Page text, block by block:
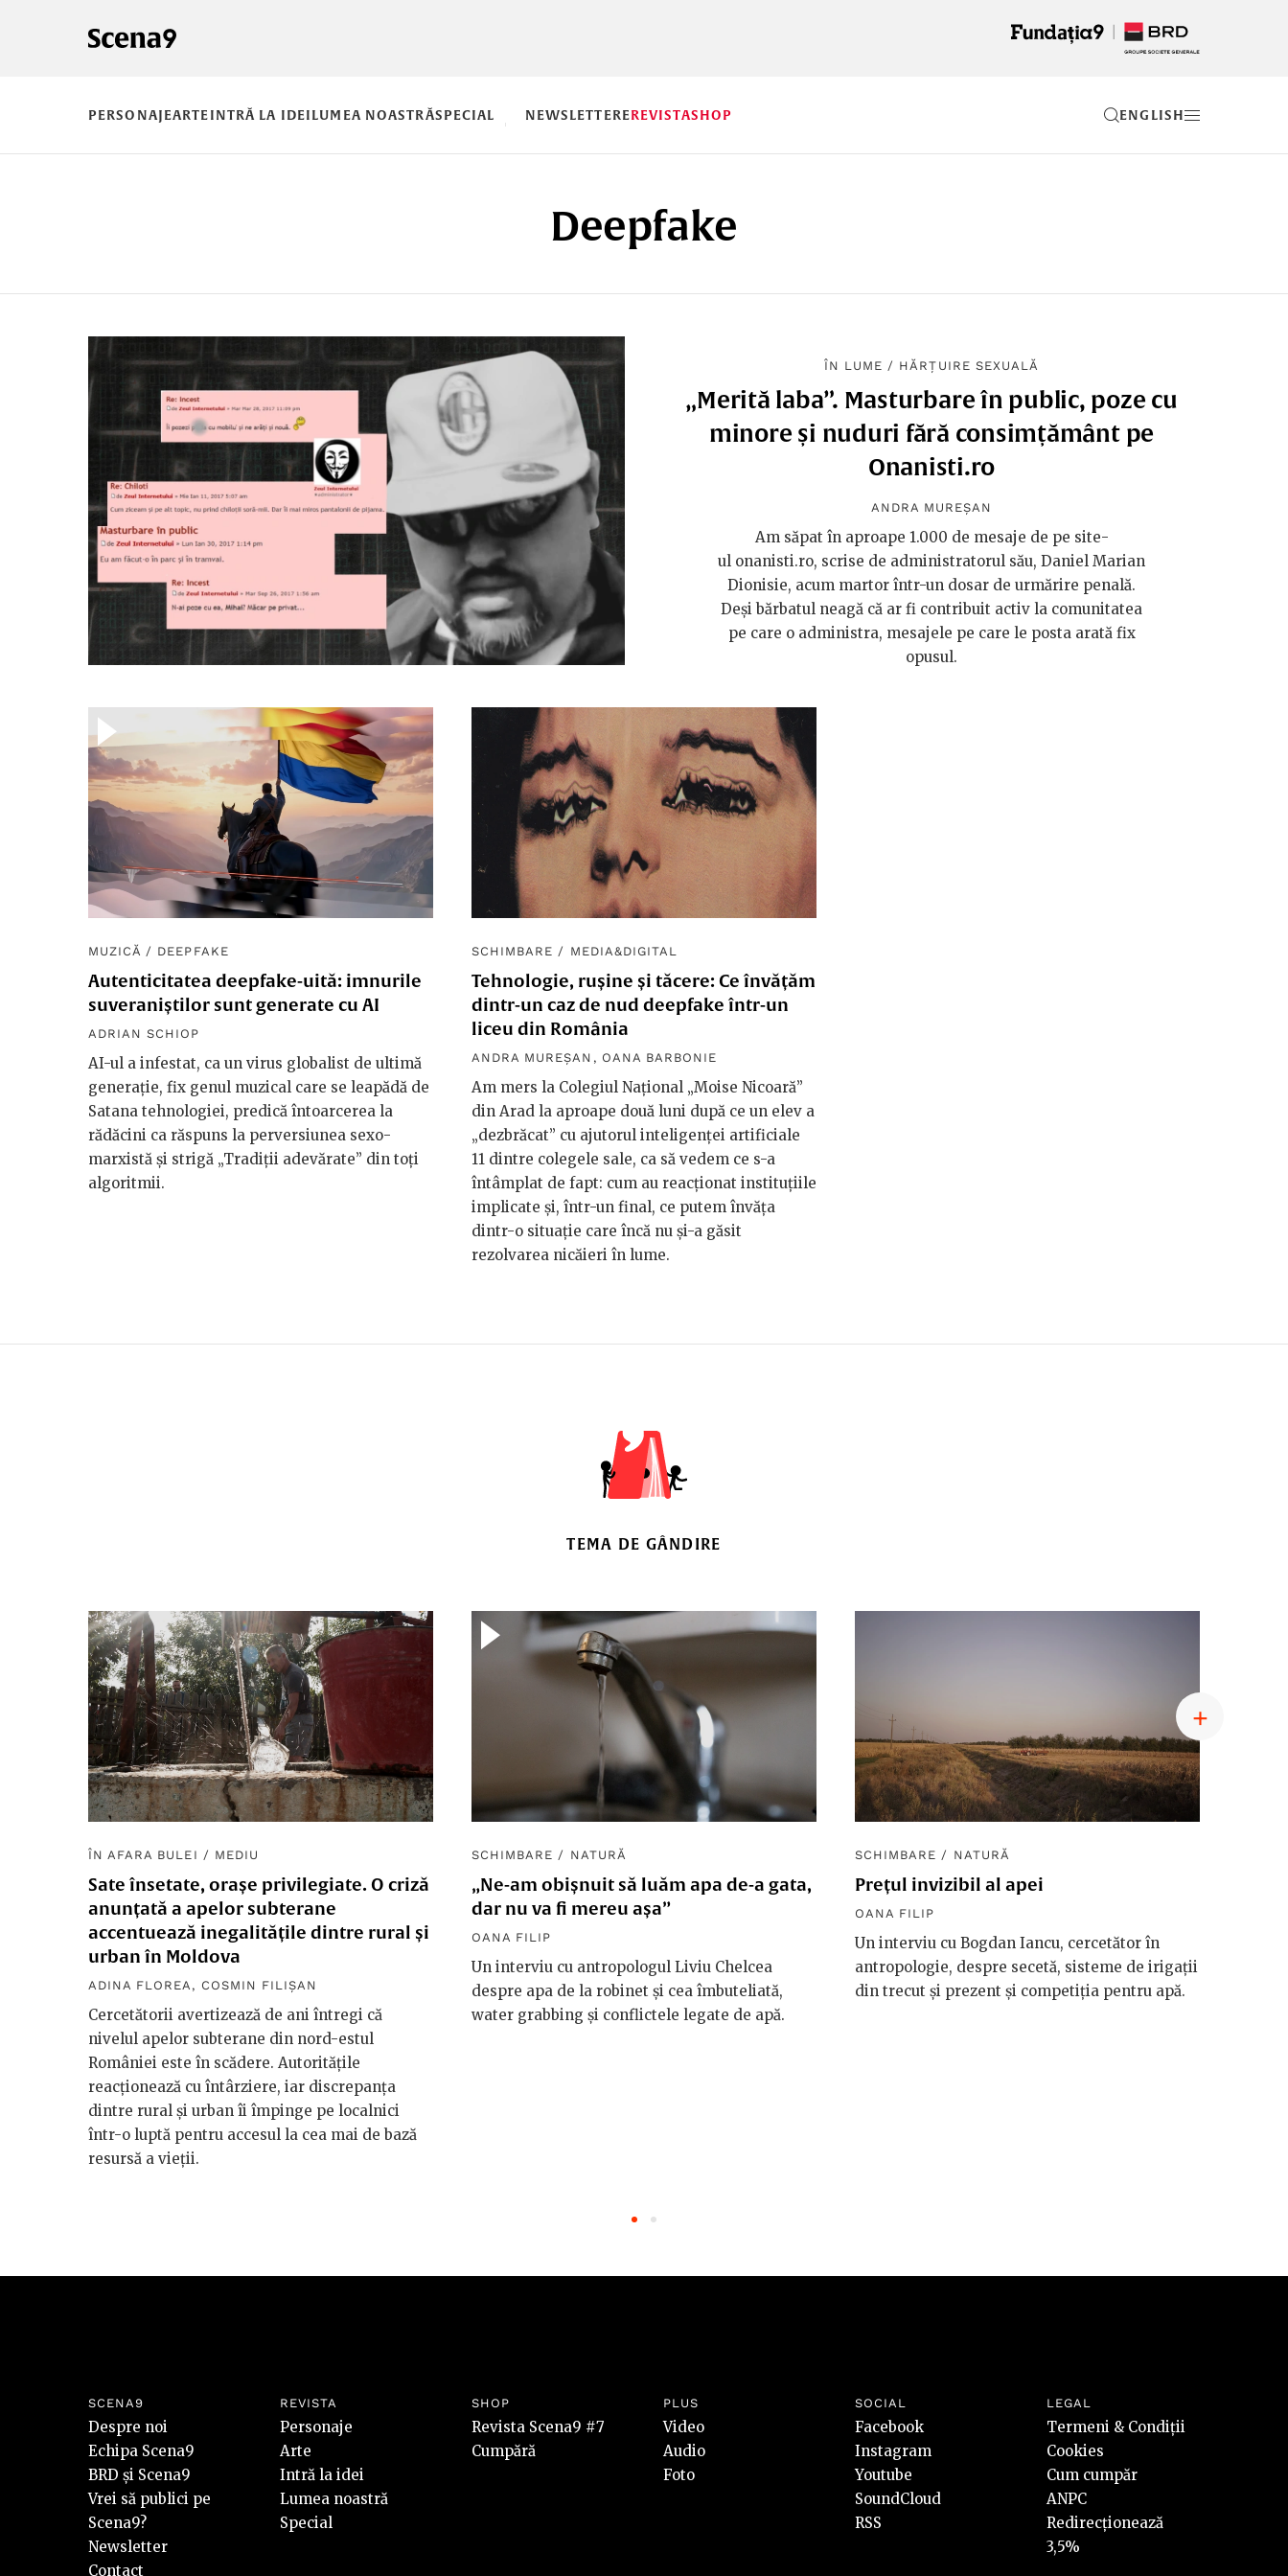
PERSONAJEARTEINTRĂ LA IDEILUMEA NOASTRĂSPECIAL NEWSLETTEREREVISTASHOP EN
Deepfake
ÎN LUME / HĂRȚUIRE SEXUALĂ
„Merită laba”. Masturbare în public, poze cu
minore și nuduri fără consimțământ pe
Onanisti.ro
ANDRA MUREȘAN
Am săpat în aproape 1.000 de mesaje de pe site-
ul onanisti.ro, scrise de administratorul său, Daniel Marian
Dionisie, acum martor într-un dosar de urmărire penală.
Deși bărbatul neagă că ar fi contribuit activ la comunitatea
pe care o administra, mesajele pe care le posta arată fix
opusul.
MUZICĂ / DEEPFAKE
Autenticitatea deepfake-uită: imnurile
suveraniștilor sunt generate cu AI
ADRIAN SCHIOP
AI-ul a infestat, ca un virus globalist de ultimă
generație, fix genul muzical care se leapădă de
Satana tehnologiei, predică întoarcerea la
rădăcini ca răspuns la perversiunea sexo-
marxistă și strigă „Tradiții adevărate” din toți
algoritmii.
SCHIMBARE / MEDIA&DIGITAL
Tehnologie, rușine și tăcere: Ce învățăm
dintr-un caz de nud deepfake într-un
liceu din România
ANDRA MUREȘAN , OANA BARBONIE
Am mers la Colegiul Național „Moise Nicoară”
din Arad la aproape două luni după ce un elev a
„dezbrăcat” cu ajutorul inteligenței artificiale
11 dintre colegele sale, ca să vedem ce s-a
întâmplat de fapt: cum au reacționat instituțiile
implicate și, într-un final, ce putem învăța
dintr-o situație care încă nu și-a găsit
rezolvarea nicăieri în lume.
TEMA DE GÂNDIRE
ÎN AFARA BULEI / MEDIU
Sate însetate, orașe privilegiate. O criză
anunțată a apelor subterane
accentuează inegalitățile dintre rural și
urban în Moldova
ADINA FLOREA , COSMIN FILIȘAN
Cercetătorii avertizează de ani întregi că
nivelul apelor subterane din nord-estul
României este în scădere. Autoritățile
reacționează cu întârziere, iar discrepanța
dintre rural și urban îi împinge pe localnici
într-o luptă pentru accesul la cea mai de bază
resursă a vieții.
SCHIMBARE / NATURĂ
„Ne-am obișnuit să luăm apa de-a gata,
dar nu va fi mereu așa”
OANA FILIP
Un interviu cu antropologul Liviu Chelcea
despre apa de la robinet și cea îmbuteliată,
water grabbing și conflictele legate de apă.
SCHIMBARE / NATURĂ
Prețul invizibil al apei
OANA FILIP
Un interviu cu Bogdan Iancu, cercetător în
antropologie, despre secetă, sisteme de irigații
din trecut și prezent și competiția pentru apă.
SCENA9
Despre noi
Echipa Scena9
BRD și Scena9
Vrei să publici pe
Scena9?
Newsletter
Contact
REVISTA
Personaje
Arte
Intră la idei
Lumea noastră
Special
SHOP
Revista Scena9 #7
Cumpără
PLUS
Video
Audio
Foto
SOCIAL
Facebook
Instagram
Youtube
SoundCloud
RSS
LEGAL
Termeni & Condiții
Cookies
Cum cumpăr
ANPC
Redirecționează
3,5%